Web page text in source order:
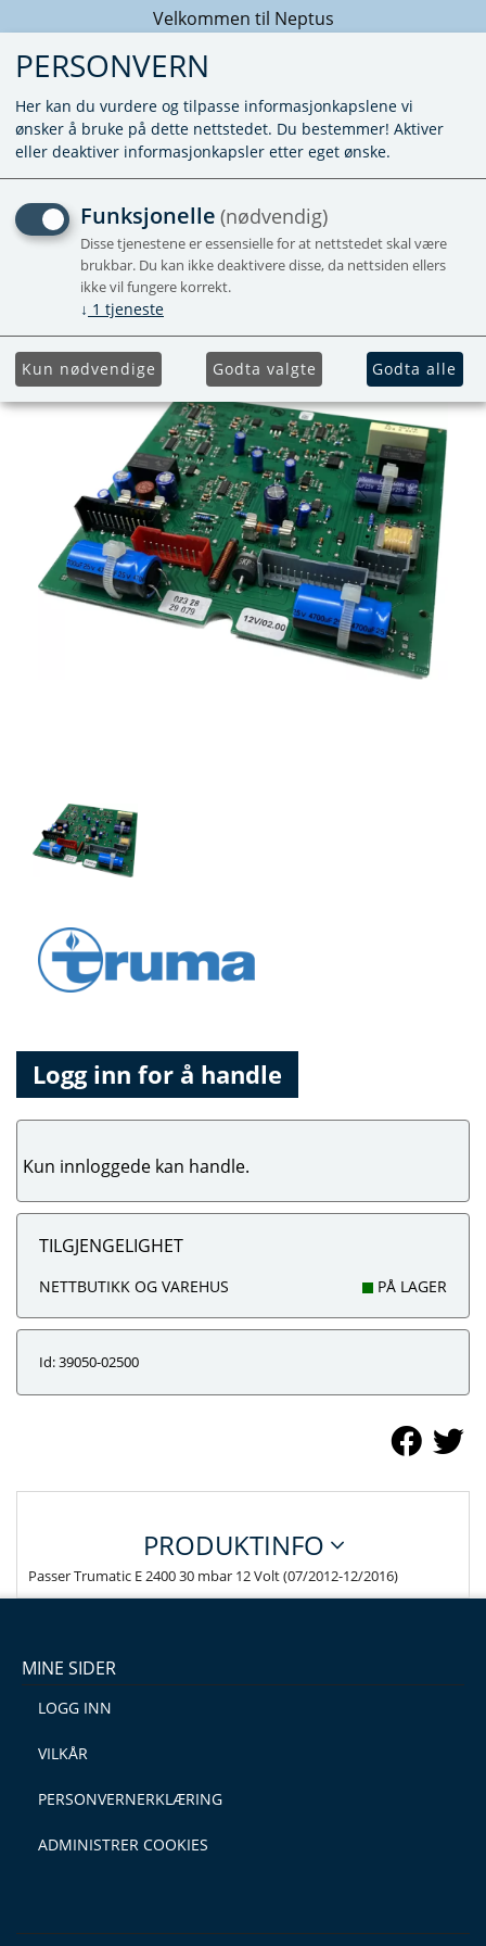
Velkommen til Neptus
ELEKTRONIKK E2400 E-
SERIENR 23158001
Logg inn for å handle
Kun innloggede kan handle.
TILGJENGELIGHET
NETTBUTIKK OG VAREHUS PÅ LAGER
Id: 39050-02500
PRODUKTINFO
Passer Trumatic E 2400 30 mbar 12 Volt (07/2012-12/2016)
MINE SIDER
LOGG INN
VILKÅR
PERSONVERNERKLÆRING
ADMINISTRER COOKIES
PERSONVERN
Her kan du vurdere og tilpasse informasjonkapslene vi
ønsker å bruke på dette nettstedet. Du bestemmer! Aktiver
eller deaktiver informasjonkapsler etter eget ønske.
Funksjonelle (nødvendig)
Disse tjenestene er essensielle for at nettstedet skal være
brukbar. Du kan ikke deaktivere disse, da nettsiden ellers
ikke vil fungere korrekt.
↓ 1 tjeneste
Kun nødvendige Godta valgte Godta alle